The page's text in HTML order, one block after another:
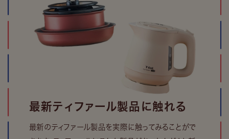
最新ティファール製品に触れる
最新のティファール製品を実際に触ってみることがで